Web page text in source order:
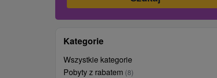
Kategorie
Wszystkie kategorie
Pobyty z rabatem (8)